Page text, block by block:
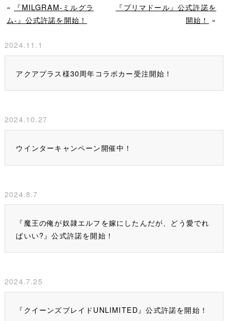
«
『MILGRAM-ミルグラ
ム-』公式許諾を開始！
『プリマドール』公式許諾を
開始！
»
2024.11.1
アクアプラス様30周年コラボカー受注開始！
2024.10.27
ウインターキャンペーン開催中！
2024.8.7
『魔王の俺が奴隷エルフを嫁にしたんだが、どう愛でれ
ばいい?』公式許諾を開始！
2024.7.25
『クイーンズブレイドUNLIMITED』公式許諾を開始！